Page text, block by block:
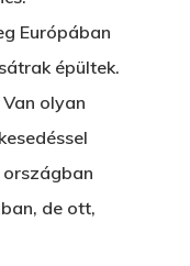
Európában
épültek.
olyan
országban
de ott,